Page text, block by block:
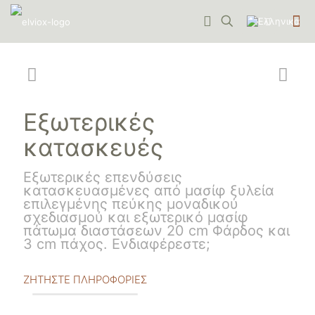
Εξωτερικές
κατασκευές
Εξωτερικές επενδύσεις
κατασκευασμένες από μασίφ ξυλεία
επιλεγμένης πεύκης μοναδικού
σχεδιασμού και εξωτερικό μασίφ
πάτωμα διαστάσεων 20 cm Φάρδος και
3 cm πάχος. Ενδιαφέρεστε;
ΖΗΤΗΣΤΕ ΠΛΗΡΟΦΟΡΙΕΣ